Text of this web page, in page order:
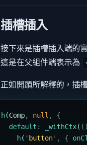
插槽插入
接下來是插槽插入端的
這是在父組件端表示為
正如開頭所解釋的，插
h(Comp, null ,
{
  default
: _withCtx( ()
    h
( ' button' , {